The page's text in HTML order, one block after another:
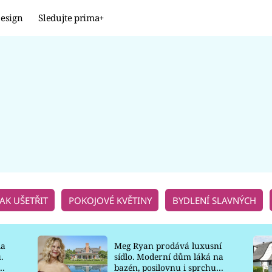
Sledujte prima+
UŠETŘIT POKOJOVÉ KVĚTINY BYDLENÍ SLAVNÝCH
Meg Ryan prodává luxusní
sídlo. Moderní dům láká na
bazén, posilovnu i sprchu